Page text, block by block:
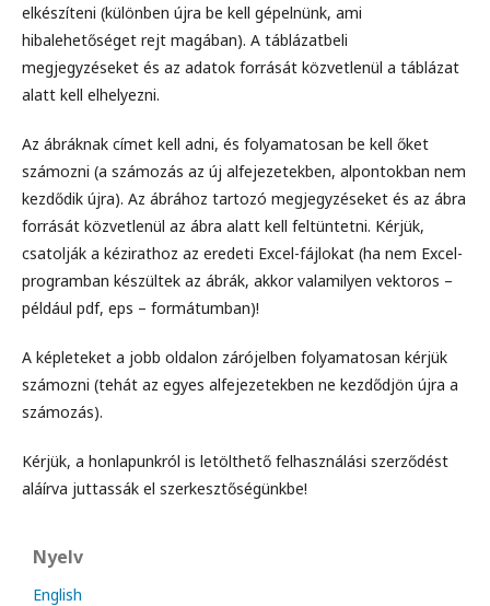
elkészíteni (különben újra be kell gépelnünk, ami
hibalehetőséget rejt magában). A táblázatbeli
megjegyzéseket és az adatok forrását közvetlenül a táblázat
alatt kell elhelyezni.
Az ábráknak címet kell adni, és folyamatosan be kell őket
számozni (a számozás az új alfejezetekben, alpontokban nem
kezdődik újra). Az ábrához tartozó megjegyzéseket és az ábra
forrását közvetlenül az ábra alatt kell feltüntetni. Kérjük,
csatolják a kézirathoz az eredeti Excel-fájlokat (ha nem Excel-
programban készültek az ábrák, akkor valamilyen vektoros –
például pdf, eps – formátumban)!
A képleteket a jobb oldalon zárójelben folyamatosan kérjük
számozni (tehát az egyes alfejezetekben ne kezdődjön újra a
számozás).
Kérjük, a honlapunkról is letölthető felhasználási szerződést
aláírva juttassák el szerkesztőségünkbe!
Nyelv
English